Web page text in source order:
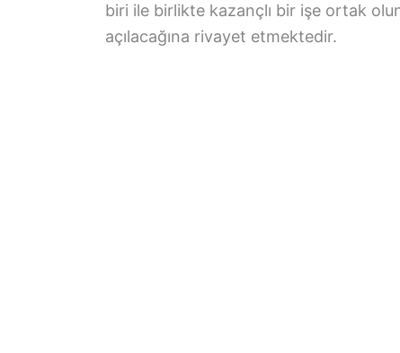
biri ile birlikte kazançlı bir işe ortak
açılacağına rivayet etmektedir.